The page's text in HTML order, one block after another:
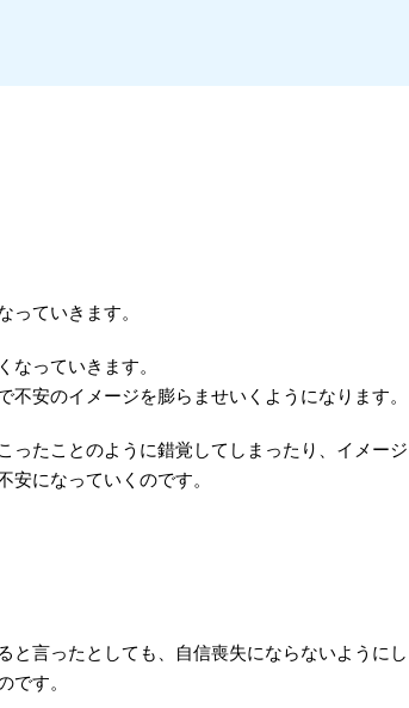
っていきます。
なっていきます。
安のイメージを膨らませいくようになります。
ったことのように錯覚してしまったり、イメージ
安になっていくのです。
と言ったとしても、自信喪失にならないようにし
です。